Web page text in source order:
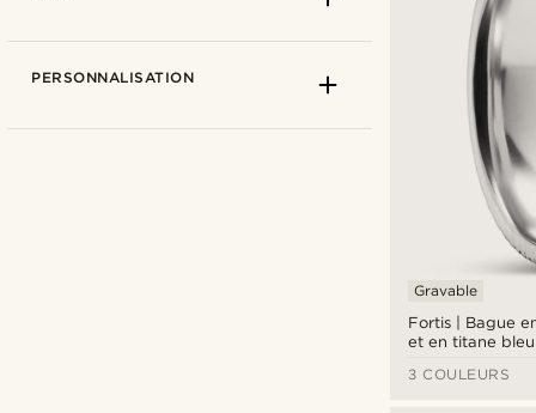
Fortis | Bague
et en titane
Gravable
3 COULEURS
PERSONNALISATION